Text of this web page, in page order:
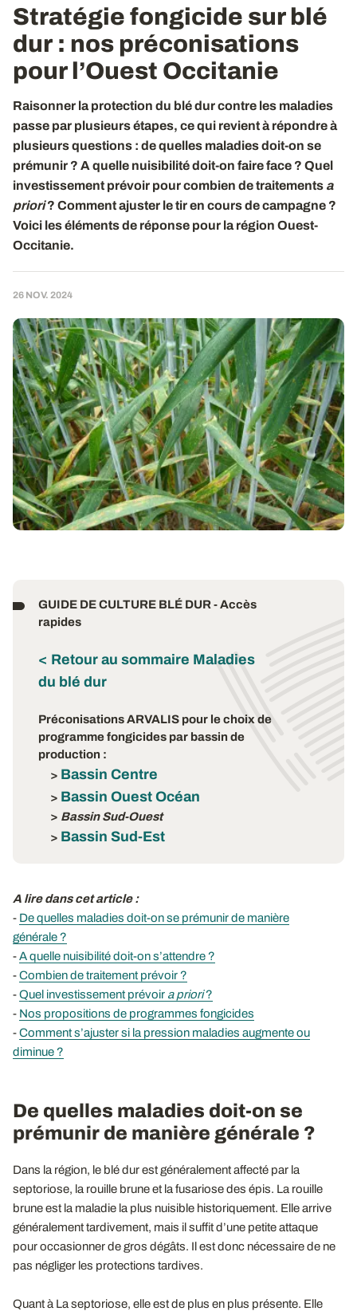
Stratégie fongicide sur blé
dur : nos préconisations
pour l’Ouest Occitanie
Raisonner la protection du blé dur contre les maladies
passe par plusieurs étapes, ce qui revient à répondre à
plusieurs questions : de quelles maladies doit-on se
prémunir ? A quelle nuisibilité doit-on faire face ? Quel
investissement prévoir pour combien de traitements a
priori? Comment ajuster le tir en cours de campagne ?
Voici les éléments de réponse pour la région Ouest-
Occitanie.
26 NOV. 2024
GUIDE DE CULTURE BLÉ DUR - Accès
rapides
< Retour au sommaire Maladies
du blé dur
Préconisations ARVALIS pour le choix de
programme fongicides par bassin de
production :
> Bassin Centre
> Bassin Ouest Océan
> Bassin Sud-Ouest
> Bassin Sud-Est
A lire dans cet article :
- De quelles maladies doit-on se prémunir de manière
générale ?
-A quelle nuisibilité doit-on s’attendre ?
-Combien de traitement prévoir ?
-Quel investissement prévoir a priori?
- Nos propositions de programmes fongicides
-Comment s’ajuster si la pression maladies augmente ou
diminue ?
De quelles maladies doit-on se
prémunir de manière générale ?
Dans la région, le blé dur est généralement affecté par la
septoriose, la rouille brune et la fusariose des épis. La rouille
brune est la maladie la plus nuisible historiquement. Elle arrive
généralement tardivement, mais il suffit d’une petite attaque
pour occasionner de gros dégâts. Il est donc nécessaire de ne
pas négliger les protections tardives.
Quant à La septoriose, elle est de plus en plus présente. Elle